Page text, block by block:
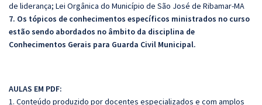
de liderança; Lei Orgânica do Município de São José de Ribamar-MA
7. Os tópicos de conhecimentos específicos ministrados no curso
estão sendo abordados no âmbito da disciplina de
Conhecimentos Gerais para Guarda Civil Municipal.
AULAS EM PDF:
1. Conteúdo produzido por docentes especializados e com amplos